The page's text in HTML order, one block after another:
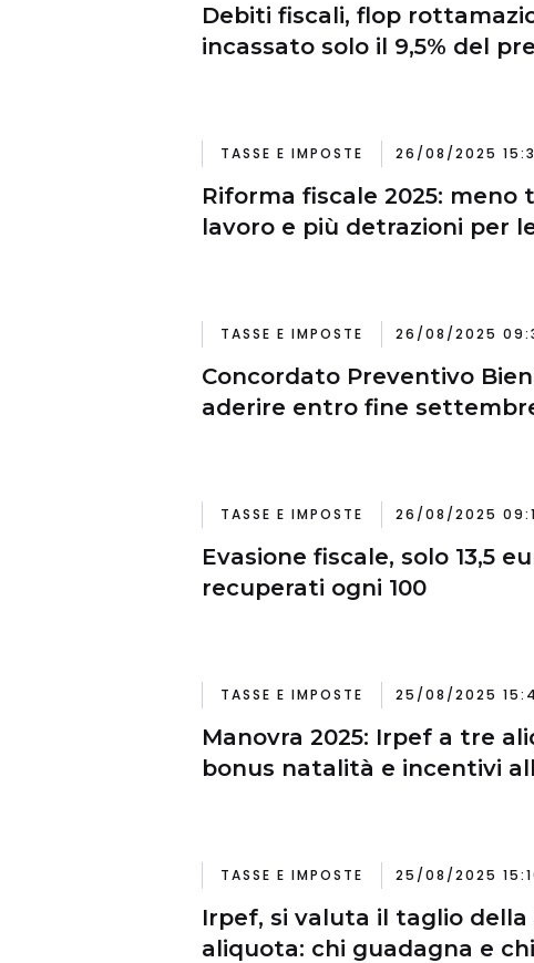
Debiti fiscali, flop
incassato solo il 9,5% del
TASSE E IMPOSTE 26/08/2025
Riforma fiscale 2025: meno
lavoro e più detrazioni per
TASSE E IMPOSTE 26/08/2025
Concordato Preventivo
aderire entro fine
TASSE E IMPOSTE 26/08/2025
Evasione fiscale, solo 13,5
recuperati ogni 100
TASSE E IMPOSTE 25/08/2025
Manovra 2025: Irpef a tre
bonus natalità e incentivi
TASSE E IMPOSTE 25/08/2025
Irpef, si valuta il taglio della
aliquota: chi guadagna e